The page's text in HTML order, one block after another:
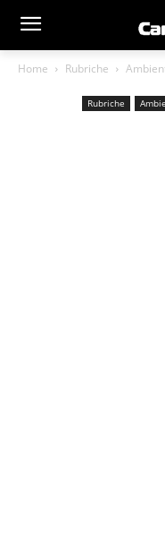
Home Rubriche
Rubriche